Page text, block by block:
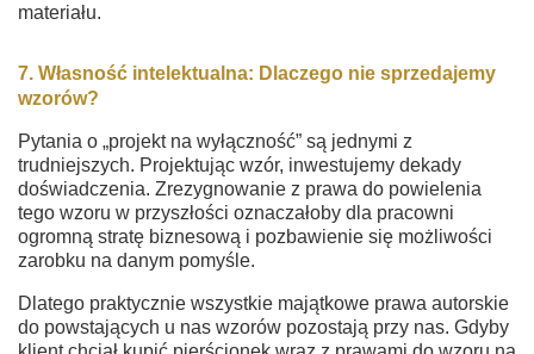
materiału.
7. Własność intelektualna: Dlaczego nie sprzedajemy
wzorów?
Pytania o „projekt na wyłączność” są jednymi z
trudniejszych. Projektując wzór, inwestujemy dekady
doświadczenia. Zrezygnowanie z prawa do powielenia
tego wzoru w przyszłości oznaczałoby dla pracowni
ogromną stratę biznesową i pozbawienie się możliwości
zarobku na danym pomyśle.
Dlatego praktycznie wszystkie majątkowe prawa autorskie
do powstających u nas wzorów pozostają przy nas. Gdyby